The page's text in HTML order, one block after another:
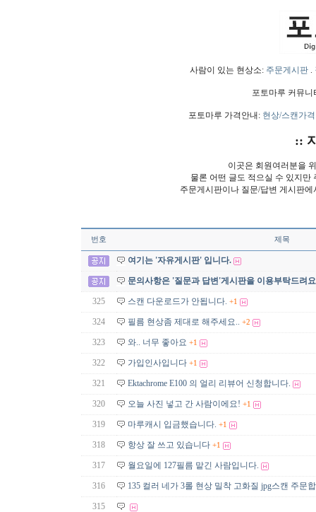
사람이 있는 현상소: 주문게시판.
포토마루 커뮤
포토마루 가격안내: 현상/스캔가격
::
이곳은 회원여러분을
물론 어떤 글도 적으실 수 있지만
주문게시판이나 질문/답변 게시판
번호 제목
여기는 '자유게시판' 입니다.
문의사항은 '질문과 답변'게시판을 이용부탁드려
325 스캔 다운로드가 안됩니다. +1
324 필름 현상좀 제대로 해주세요.. +2
323 와.. 너무 좋아요 +1
322 가입인사입니다 +1
321 Ektachrome E100 의 얼리 리뷰어 신청합니다.
320 오늘 사진 넣고 간 사람이에요! +1
319 마루캐시 입금했습니다. +1
318 항상 잘 쓰고 있습니다 +1
317 월요일에 127필름 맡긴 사람입니다.
316 135 컬러 네가 3롤 현상 밀착 고화질 jpg스캔 주문
315